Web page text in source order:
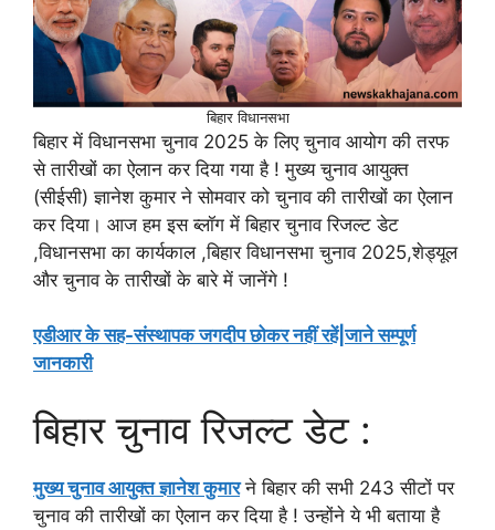
बिहार विधानसभा
बिहार में विधानसभा चुनाव 2025 के लिए चुनाव आयोग की तरफ
से तारीखों का ऐलान कर दिया गया है ! मुख्य चुनाव आयुक्त
(सीईसी) ज्ञानेश कुमार ने सोमवार को चुनाव की तारीखों का ऐलान
कर दिया। आज हम इस ब्लॉग में बिहार चुनाव रिजल्ट डेट
,विधानसभा का कार्यकाल ,बिहार विधानसभा चुनाव 2025,शेड्यूल
और चुनाव के तारीखों के बारे में जानेंगे !
एडीआर के सह-संस्थापक जगदीप छोकर नहीं रहें|जाने सम्पूर्ण
जानकारी
बिहार चुनाव रिजल्ट डेट :
मुख्य चुनाव आयुक्त ज्ञानेश कुमारने बिहार की सभी 243 सीटों पर
चुनाव की तारीखों का ऐलान कर दिया है ! उन्होंने ये भी बताया है